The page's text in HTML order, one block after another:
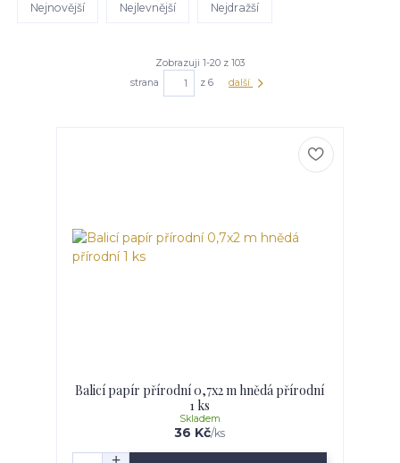
Nejnovější Nejlevnější Nejdražší
Zobrazuji 1-20 z 103
strana
z 6 další
Balicí papír přírodní 0,7x2 m hnědá přírodní
1 ks
36 Kč/ks
Skladem